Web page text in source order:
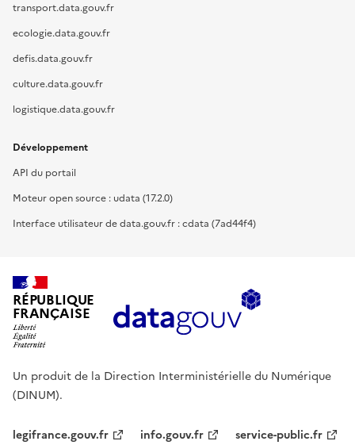
transport.data.gouv.fr
ecologie.data.gouv.fr
defis.data.gouv.fr
culture.data.gouv.fr
logistique.data.gouv.fr
Développement
API du portail
Moteur open source : udata (17.2.0)
Interface utilisateur de data.gouv.fr : cdata (7ad44f4)
RÉPUBLIQUE
FRANÇAISE
Un produit de la Direction Interministérielle du Numérique
(DINUM).
legifrance.gouv.fr info.gouv.fr service-public.fr